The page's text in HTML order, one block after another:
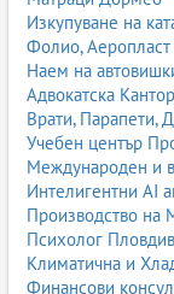
Изкупуване на
Фолио,
Наем на
Адвокатска
Врати, Парапети,
Учебен център
Международен и
Интелигентни AI
Производство на
Психолог
Климатична и
Финансови